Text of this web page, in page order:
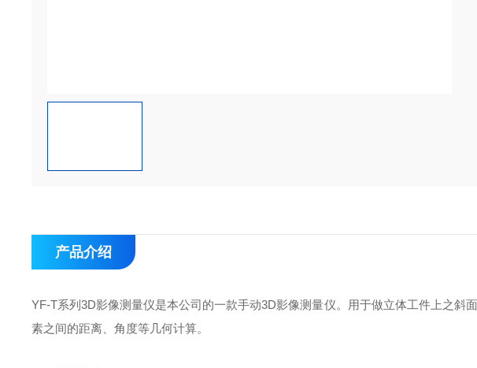
产品介绍
YF-T系列3D影像测量仪是本公司的一款手动3D影像测量仪。
用于做立体工件上之斜
素之间的距离、角度等几何计算。